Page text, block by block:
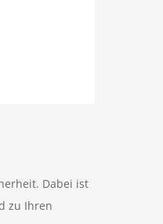
Dabei ist
zu Ihren